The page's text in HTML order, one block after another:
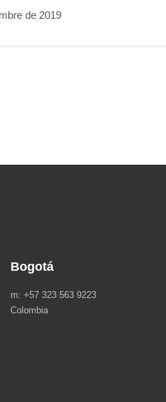
de 2019
Bogotá
m: +57 323 563 9223
Colombia